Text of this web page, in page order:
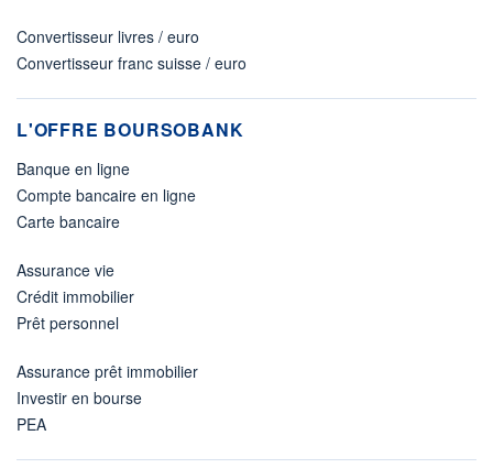
Convertisseur livres / euro
Convertisseur franc suisse / euro
L'OFFRE BOURSOBANK
Banque en ligne
Compte bancaire en ligne
Carte bancaire
Assurance vie
Crédit immobilier
Prêt personnel
Assurance prêt immobilier
Investir en bourse
PEA